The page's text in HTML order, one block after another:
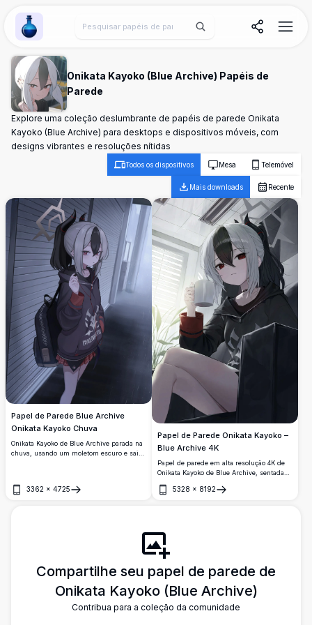
Wallpaper Alchemy
Onikata Kayoko (Blue Archive) Papéis de
Parede
Explore uma coleção deslumbrante de papéis de parede Onikata
Kayoko (Blue Archive) para desktops e dispositivos móveis, com
designs vibrantes e resoluções nítidas
Todos os dispositivos Mesa Telemóvel
Mais downloads Recente
Papel de Parede Blue Archive
Onikata Kayoko Chuva
Onikata Kayoko de Blue Archive parada na
chuva, usando um moletom escuro e saia
3362 × 4725
Abrir
Papel de Parede Onikata Kayoko –
Blue Archive 4K
Papel de parede em alta resolução 4K de
Onikata Kayoko de Blue Archive, sentada
branca, usando um moletom preto, com
5328 × 8192
Abrir
Compartilhe seu papel de parede de
Onikata Kayoko (Blue Archive)
Contribua para a coleção da comunidade